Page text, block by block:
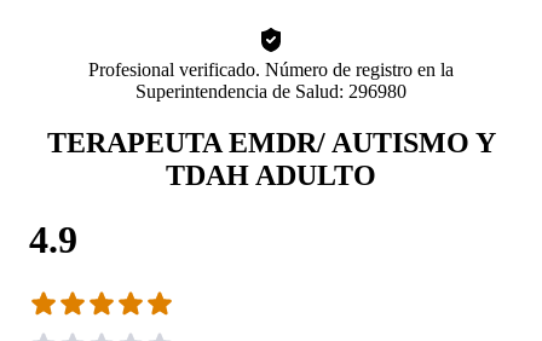
Profesional verificado. Número de registro en la
Superintendencia de Salud: 296980
TERAPEUTA EMDR/ AUTISMO Y
TDAH ADULTO
4.9